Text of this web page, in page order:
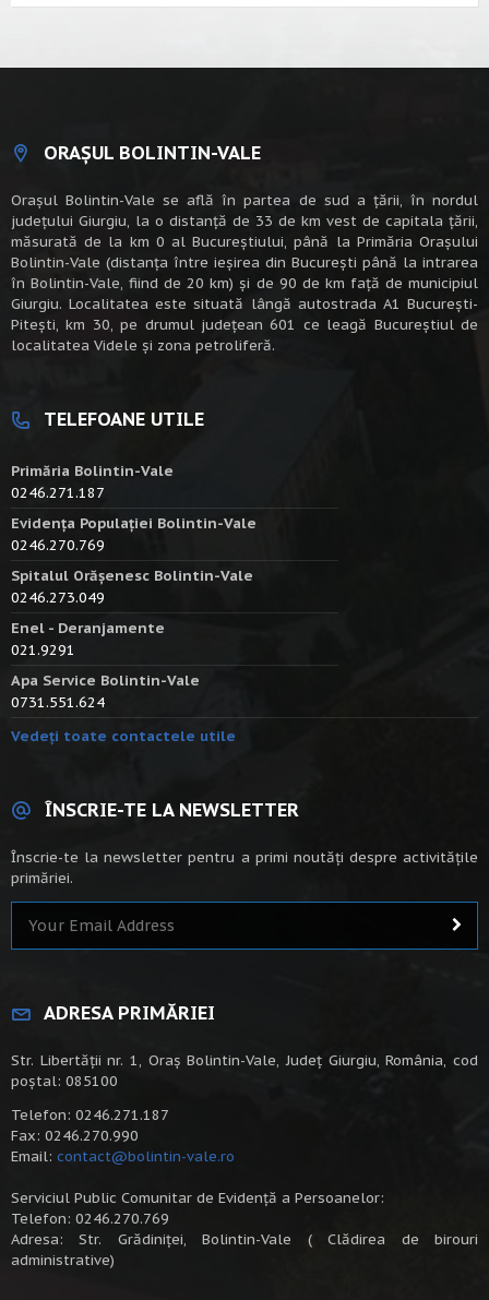
ORAȘUL BOLINTIN-VALE
Oraşul Bolintin-Vale se află în partea de sud a ţării, în nordul
judeţului Giurgiu, la o distanţă de 33 de km vest de capitala țării,
măsurată de la km 0 al Bucureștiului, până la Primăria Orașului
Bolintin-Vale (distanța între ieșirea din București până la intrarea
în Bolintin-Vale, fiind de 20 km) şi de 90 de km faţă de municipiul
Giurgiu. Localitatea este situată lângă autostrada A1 Bucureşti-
Piteşti, km 30, pe drumul judeţean 601 ce leagă Bucureştiul de
localitatea Videle şi zona petroliferă.
TELEFOANE UTILE
Primăria Bolintin-Vale
0246.271.187
Evidența Populației Bolintin-Vale
0246.270.769
Spitalul Orășenesc Bolintin-Vale
0246.273.049
Enel - Deranjamente
021.9291
Apa Service Bolintin-Vale
0731.551.624
Vedeți toate contactele utile
ÎNSCRIE-TE LA NEWSLETTER
Înscrie-te la newsletter pentru a primi noutăți despre activitățile
primăriei.
ADRESA PRIMĂRIEI
Str. Libertății nr. 1, Oraș Bolintin-Vale, Județ Giurgiu, România, cod
poștal: 085100
Telefon: 0246.271.187
Fax: 0246.270.990
Email: contact@bolintin-vale.ro
Serviciul Public Comunitar de Evidență a Persoanelor:
Telefon: 0246.270.769
Adresa: Str. Grădiniței, Bolintin-Vale ( Clădirea de birouri
administrative)